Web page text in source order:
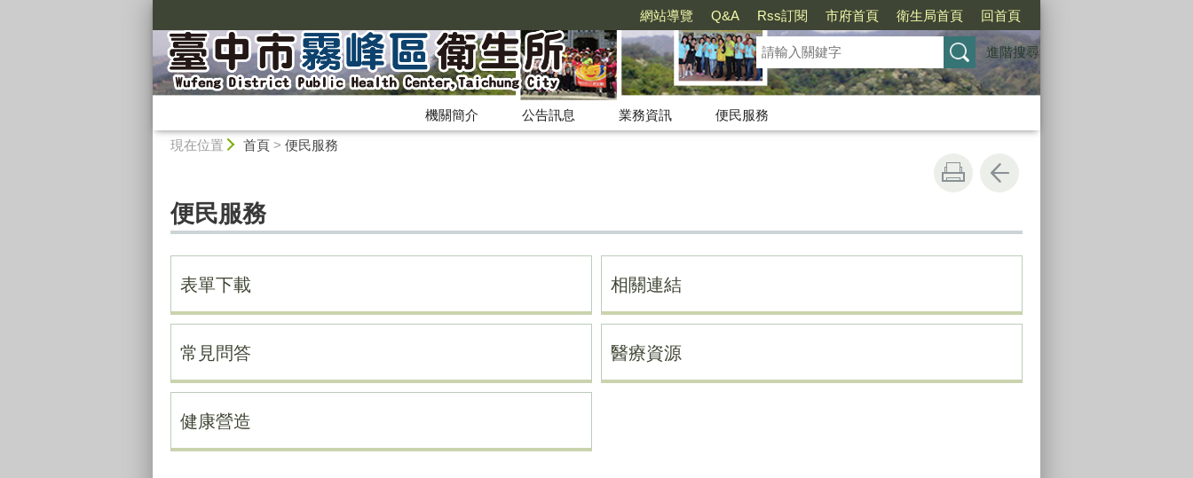
網站導覽 Q&A Rss訂閱 市府首頁 衛生局首頁 回首頁
進階搜尋
機關簡介 公告訊息 業務資訊
便民服務
現在位置 首頁> 便民服務
便民服務
表單下載 相關連結
常見問答 醫療資源
健康營造